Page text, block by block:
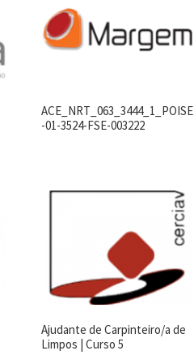
ACE_NRT_063_3444_1_POISE
-01-3524-FSE-003222
Ajudante de Carpinteiro/a de
Limpos | Curso 5